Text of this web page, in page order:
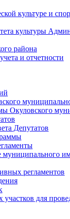
культуре и
культуры
района
и отчетности
Окуловского
Депутатов
регламентов
участков для